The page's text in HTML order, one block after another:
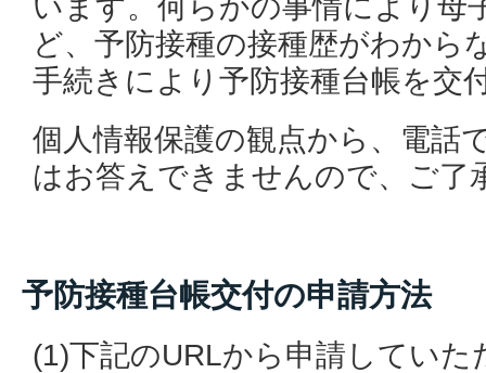
います。何らかの事情により母
ど、予防接種の接種歴がわから
手続きにより予防接種台帳を交
個人情報保護の観点から、電話
はお答えできませんので、ご了
予防接種台帳交付の申請方法
(1)下記のURLから申請していた